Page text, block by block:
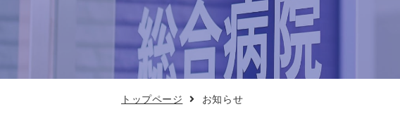
トップページ お知らせ